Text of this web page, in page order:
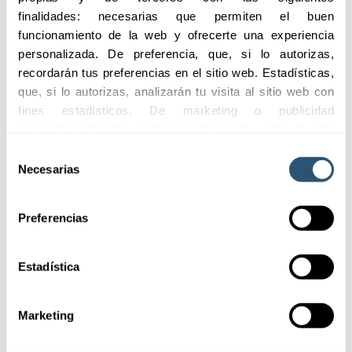
finalidades: necesarias que permiten el buen
funcionamiento de la web y ofrecerte una experiencia
personalizada. De preferencia, que, si lo autorizas,
recordarán tus preferencias en el sitio web. Estadísticas,
que, si lo autorizas, analizarán tu visita al sitio web con
fines estadísticos. De marketing o publicidad
publicidad, personalizar los anuncios y medir su
para consultar la Política de
Necesarias
Preferencias
Estadística
Marketing